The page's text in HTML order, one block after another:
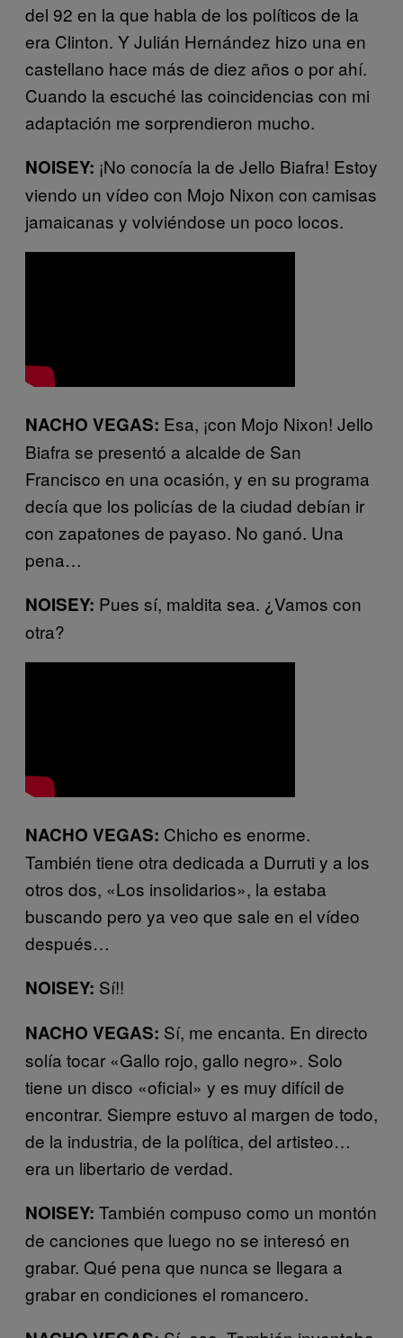
del 92 en la que habla de los políticos de la
era Clinton. Y Julián Hernández hizo una en
castellano hace más de diez años o por ahí.
Cuando la escuché las coincidencias con mi
adaptación me sorprendieron mucho.
NOISEY: ¡No conocía la de Jello Biafra! Estoy
viendo un vídeo con Mojo Nixon con camisas
jamaicanas y volviéndose un poco locos.
NACHO VEGAS: Esa, ¡con Mojo Nixon! Jello
Biafra se presentó a alcalde de San
Francisco en una ocasión, y en su programa
decía que los policías de la ciudad debían ir
con zapatones de payaso. No ganó. Una
pena…
NOISEY: Pues sí, maldita sea. ¿Vamos con
otra?
NACHO VEGAS: Chicho es enorme.
También tiene otra dedicada a Durruti y a los
otros dos, «Los insolidarios», la estaba
buscando pero ya veo que sale en el vídeo
después…
NOISEY: Sí!!
NACHO VEGAS: Sí, me encanta. En directo
solía tocar «Gallo rojo, gallo negro». Solo
tiene un disco «oficial» y es muy difícil de
encontrar. Siempre estuvo al margen de todo,
de la industria, de la política, del artisteo…
era un libertario de verdad.
NOISEY: También compuso como un montón
de canciones que luego no se interesó en
grabar. Qué pena que nunca se llegara a
grabar en condiciones el romancero.